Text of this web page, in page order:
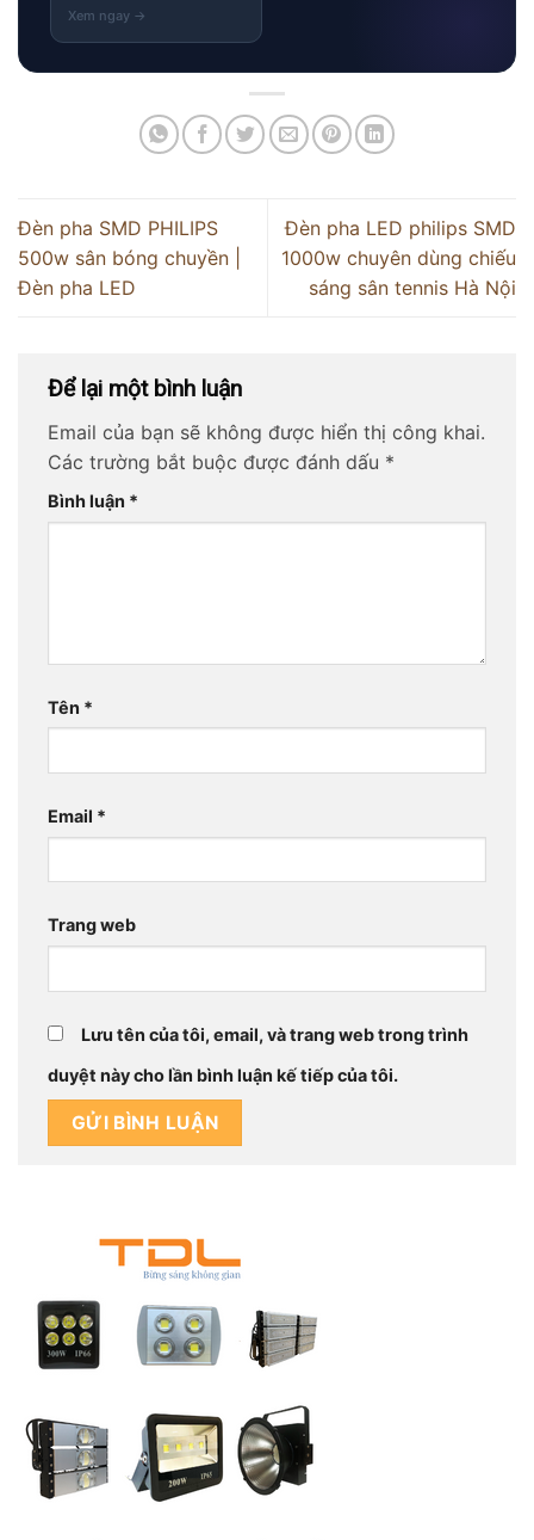
Đèn pha SMD PHILIPS
500w sân bóng chuyền |
Đèn pha LED
Đèn pha LED philips SMD
1000w chuyên dùng chiếu
sáng sân tennis Hà Nội
Để lại một bình luận
Email của bạn sẽ không được hiển thị công khai.
Các trường bắt buộc được đánh dấu *
Bình luận *
Tên *
Email *
Trang web
Lưu tên của tôi, email, và trang web trong trình
duyệt này cho lần bình luận kế tiếp của tôi.